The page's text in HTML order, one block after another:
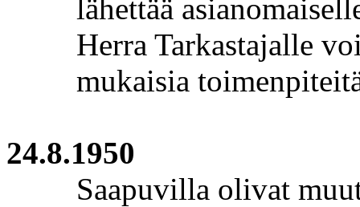
lähettää
Herra Tarkastajalle
mukaisia
24.8.1950
Saapuvilla olivat